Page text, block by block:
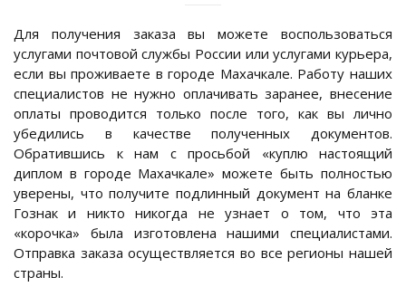
Для получения заказа вы можете воспользоваться
услугами почтовой службы России или услугами курьера,
если вы проживаете в городе Махачкале. Работу наших
специалистов не нужно оплачивать заранее, внесение
оплаты проводится только после того, как вы лично
убедились в качестве полученных документов.
Обратившись к нам с просьбой «куплю настоящий
диплом в городе Махачкале» можете быть полностью
уверены, что получите подлинный документ на бланке
Гознак и никто никогда не узнает о том, что эта
«корочка» была изготовлена нашими специалистами.
Отправка заказа осуществляется во все регионы нашей
страны.